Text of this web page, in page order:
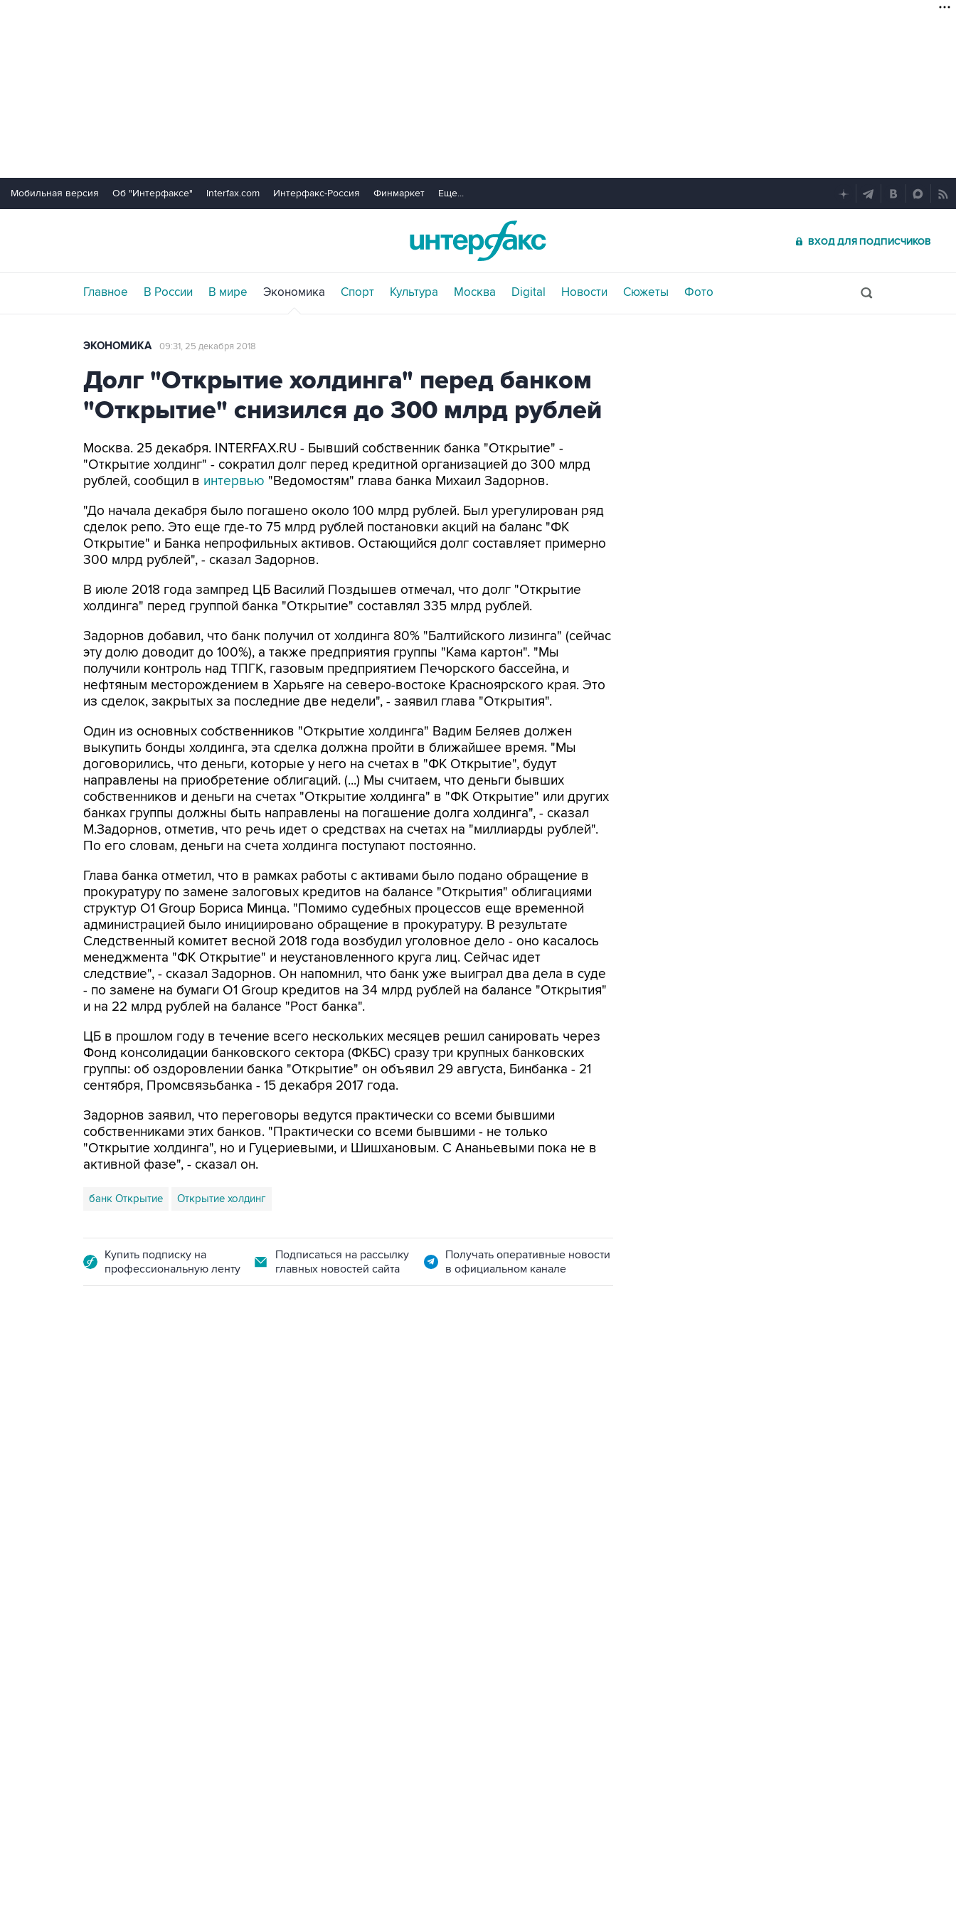
Мобильная версия Об "Интерфаксе" Interfax.com Интерфакс-Россия Финмаркет Еще...
ВХОД ДЛЯ ПОДПИСЧИКОВ
Главное В России В мире Экономика Спорт Культура Москва Digital Новости Сюжеты Фото
ЭКОНОМИКА 09:31, 25 декабря 2018
Долг "Открытие холдинга" перед банком
"Открытие" снизился до 300 млрд рублей
Москва. 25 декабря. INTERFAX.RU - Бывший собственник банка "Открытие" -
"Открытие холдинг" - сократил долг перед кредитной организацией до 300 млрд
рублей, сообщил в интервью "Ведомостям" глава банка Михаил Задорнов.
"До начала декабря было погашено около 100 млрд рублей. Был урегулирован ряд
сделок репо. Это еще где-то 75 млрд рублей постановки акций на баланс "ФК
Открытие" и Банка непрофильных активов. Остающийся долг составляет примерно
300 млрд рублей", - сказал Задорнов.
В июле 2018 года зампред ЦБ Василий Поздышев отмечал, что долг "Открытие
холдинга" перед группой банка "Открытие" составлял 335 млрд рублей.
Задорнов добавил, что банк получил от холдинга 80% "Балтийского лизинга" (сейчас
эту долю доводит до 100%), а также предприятия группы "Кама картон". "Мы
получили контроль над ТПГК, газовым предприятием Печорского бассейна, и
нефтяным месторождением в Харьяге на северо-востоке Красноярского края. Это
из сделок, закрытых за последние две недели", - заявил глава "Открытия".
Один из основных собственников "Открытие холдинга" Вадим Беляев должен
выкупить бонды холдинга, эта сделка должна пройти в ближайшее время. "Мы
договорились, что деньги, которые у него на счетах в "ФК Открытие", будут
направлены на приобретение облигаций. (...) Мы считаем, что деньги бывших
собственников и деньги на счетах "Открытие холдинга" в "ФК Открытие" или других
банках группы должны быть направлены на погашение долга холдинга", - сказал
М.Задорнов, отметив, что речь идет о средствах на счетах на "миллиарды рублей".
По его словам, деньги на счета холдинга поступают постоянно.
Глава банка отметил, что в рамках работы с активами было подано обращение в
прокуратуру по замене залоговых кредитов на балансе "Открытия" облигациями
структур O1 Group Бориса Минца. "Помимо судебных процессов еще временной
администрацией было инициировано обращение в прокуратуру. В результате
Следственный комитет весной 2018 года возбудил уголовное дело - оно касалось
менеджмента "ФК Открытие" и неустановленного круга лиц. Сейчас идет
следствие", - сказал Задорнов. Он напомнил, что банк уже выиграл два дела в суде
- по замене на бумаги O1 Group кредитов на 34 млрд рублей на балансе "Открытия"
и на 22 млрд рублей на балансе "Рост банка".
ЦБ в прошлом году в течение всего нескольких месяцев решил санировать через
Фонд консолидации банковского сектора (ФКБС) сразу три крупных банковских
группы: об оздоровлении банка "Открытие" он объявил 29 августа, Бинбанка - 21
сентября, Промсвязьбанка - 15 декабря 2017 года.
Задорнов заявил, что переговоры ведутся практически со всеми бывшими
собственниками этих банков. "Практически со всеми бывшими - не только
"Открытие холдинга", но и Гуцериевыми, и Шишхановым. С Ананьевыми пока не в
активной фазе", - сказал он.
банк Открытие Открытие холдинг
Купить подписку на
профессиональную ленту
Подписаться на рассылку
главных новостей сайта
Получать оперативные новости
в официальном канале